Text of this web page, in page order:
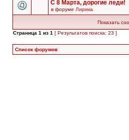
С 8 Марта, дорогие леди!
в форуме Лирика
Показать
Страница 1 из 1 [ Результатов поиска: 23 ]
Список форумов